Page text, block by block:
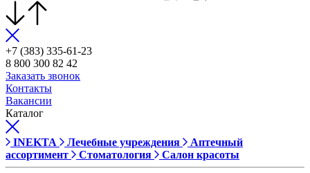
+7 (383) 335-61-23
8 800 300 82 42
Заказать звонок
Контакты
Вакансии
Каталог
INEKTA Лечебные учреждения
Аптечный
ассортимент
Стоматология Салон красоты